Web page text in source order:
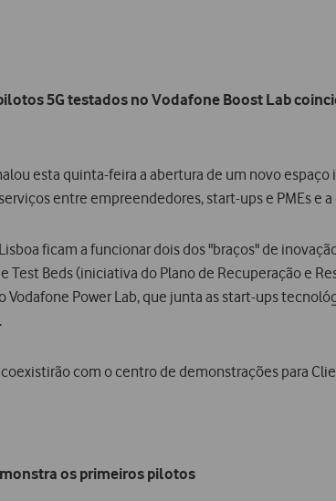
5G testados no Vodafone Boost Lab
esta quinta-feira a abertura de um novo
entre empreendedores, start-ups e PMEs e
ficam a funcionar dois dos "braços" de
Test Beds (iniciativa do Plano de Recuperação e
Vodafone Power Lab, que junta as start-ups
com o centro de demonstrações para
os primeiros pilotos